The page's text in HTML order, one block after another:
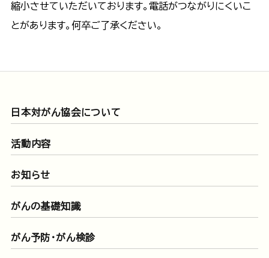
縮小させていただいております。電話がつながりにくいこ
とがあります。何卒ご了承ください。
日本対がん協会について
活動内容
お知らせ
がんの基礎知識
がん予防・がん検診